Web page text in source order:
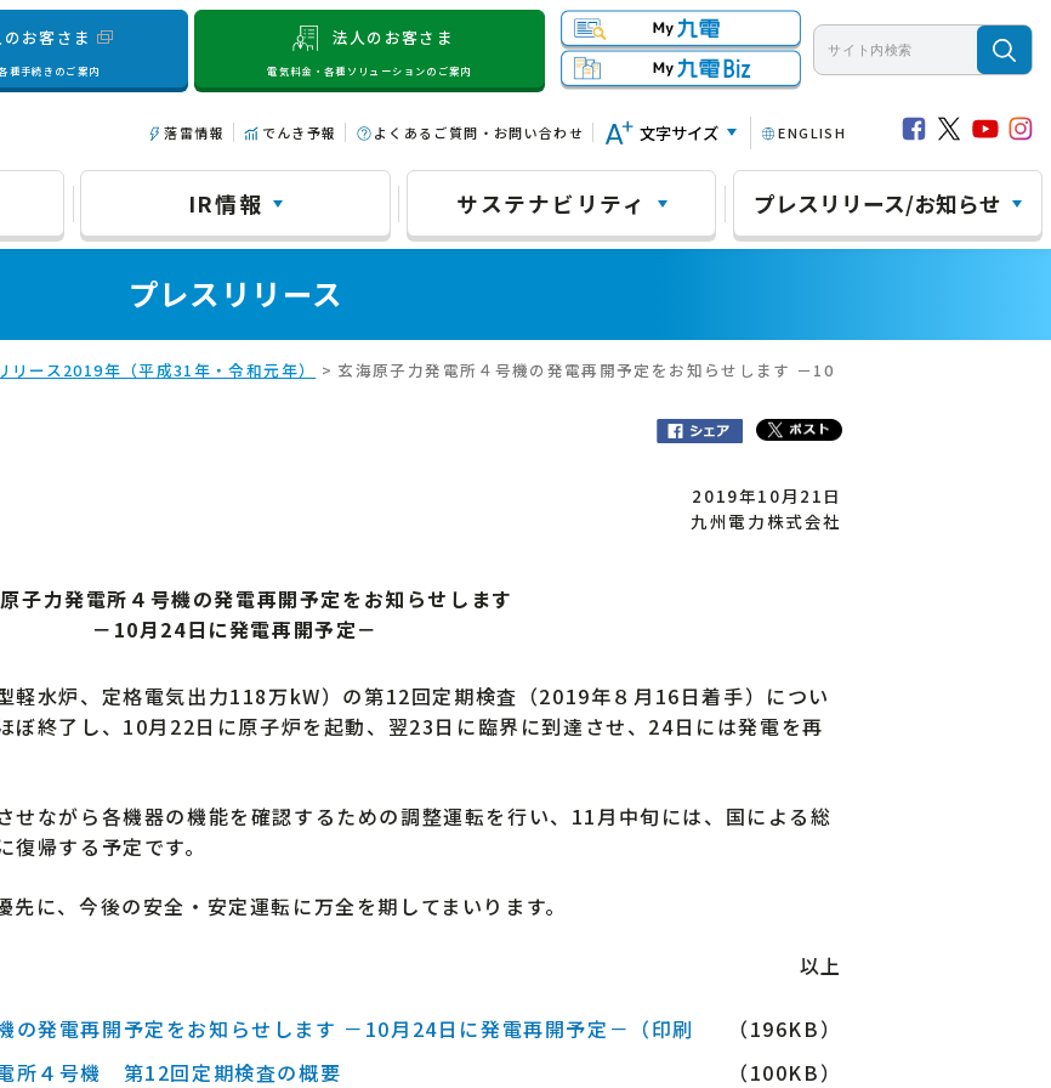
お客さま
種手続きのご案内
法人のお客さま
電気料金・各種ソリューションのご案内
落雷情報 でんき予報 よくあるご質問・お問い合わせ 文字サイズ ENGLISH
IR情報 サステナビリティ プレスリリース/お知らせ
プレスリリース
リース2019年（平成31年・令和元年）
> 玄海原子力発電所４号機の発電再開予定をお知らせします －10
2019年10月21日
九州電力株式会社
子力発電所４号機の発電再開予定をお知らせします
－10月24日に発電再開予定－
軽水炉、定格電気出力118万kW）の第12回定期検査（2019年８月16日着手）につい
ぼ終了し、10月22日に原子炉を起動、翌23日に臨界に到達させ、24日には発電を再
ながら各機器の機能を確認するための調整運転を行い、11月中旬には、国による総
帰する予定です。
に、今後の安全・安定運転に万全を期してまいります。
以上
の発電再開予定をお知らせします －10月24日に発電再開予定－（印刷
（196KB）
所４号機 第12回定期検査の概要
（100KB）